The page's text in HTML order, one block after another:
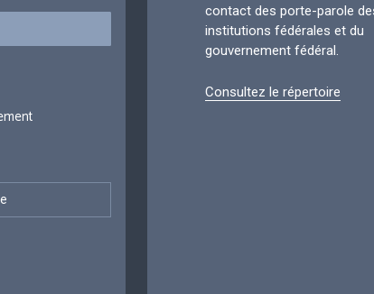
contact des porte-parole
institutions fédérales et du
gouvernement fédéral.
Consultez le répertoire